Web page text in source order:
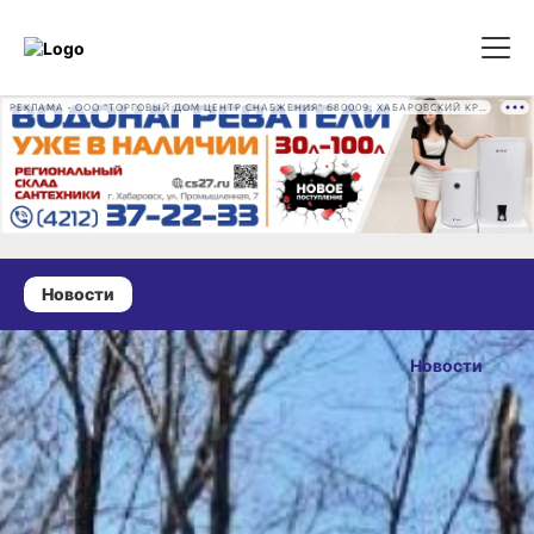
Новости
24 февраля 2025 г., 17:33
Реку Бира
в Хабаровском
крае
расчищают
от заторов
Новости
ОПУБЛИКОВАНО
24 февраля 2025 г.,